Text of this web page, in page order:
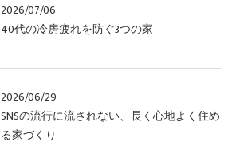
2026/07/06
40代の冷房疲れを防ぐ3つの家
2026/06/29
SNSの流行に流されない、長く心地よく住め
る家づくり